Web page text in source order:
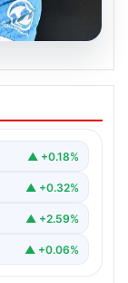
▲ +0.18%
▲ +0.32%
▲ +2.59%
▲ +0.06%